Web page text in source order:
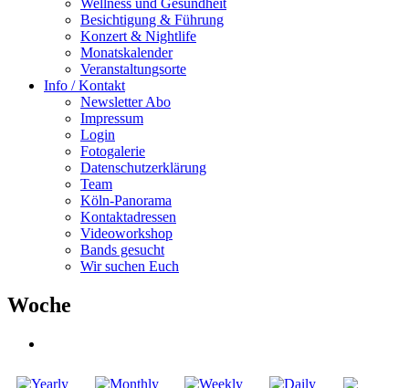
Wellness und Gesundheit
Besichtigung & Führung
Konzert & Nightlife
Monatskalender
Veranstaltungsorte
Info / Kontakt
Newsletter Abo
Impressum
Login
Fotogalerie
Datenschutzerklärung
Team
Köln-Panorama
Kontaktadressen
Videoworkshop
Bands gesucht
Wir suchen Euch
Woche